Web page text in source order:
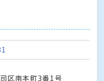
区南本町3番1号